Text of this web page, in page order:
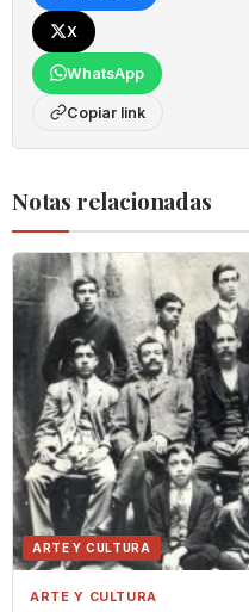
X
WhatsApp
Copiar link
Notas relacionadas
ARTE Y CULTURA
ARTE Y CULTURA